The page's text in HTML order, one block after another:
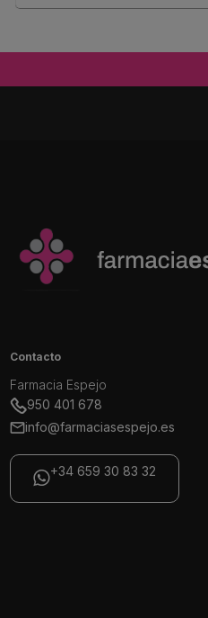
Contacto
Farmacia Espejo
950 401 678
info@farmaciasespejo.es
+34 659 30 83 32